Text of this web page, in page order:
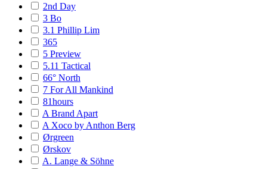
2nd Day
3 Bo
3.1 Phillip Lim
365
5 Preview
5.11 Tactical
66° North
7 For All Mankind
81hours
A Brand Apart
A Xoco by Anthon Berg
Ørgreen
Ørskov
A. Lange & Söhne